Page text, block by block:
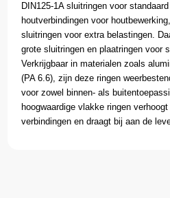
DIN125-1A sluitringen voor
houtverbindingen voor
sluitringen voor extra belastingen.
grote sluitringen en plaatringen voor
Verkrijgbaar in materialen zoals
(PA 6.6), zijn deze ringen
voor zowel binnen- als
hoogwaardige vlakke ringen
verbindingen en draagt bij aan de